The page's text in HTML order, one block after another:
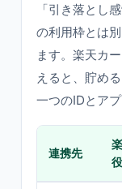
「引き落とし
の利用枠とは
ます。楽天カ
えると、貯め
一つのIDとア
連携先